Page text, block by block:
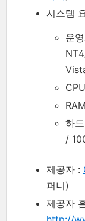
시스템
운
하
/
제공자 :
퍼니)
제공자